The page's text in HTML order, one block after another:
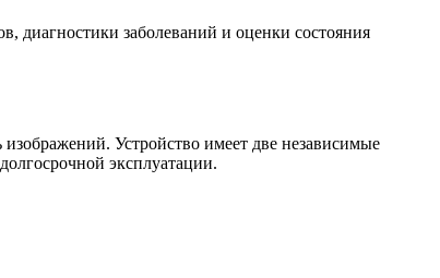
диагностики заболеваний и оценки состояния
Устройство имеет две независимые
эксплуатации.